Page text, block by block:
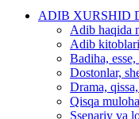
ADIB XURSHID
Adib haqida
Adib kitoblari
Badiha,
Dostonlar,
Drama,
Qisqa
Ssenariy va